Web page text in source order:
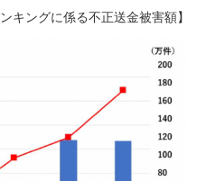
キングに係る不正送金被害額】